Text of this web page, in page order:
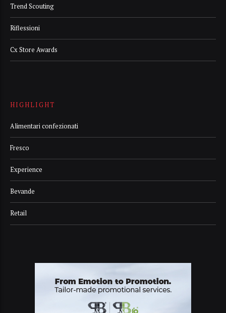
Trend Scouting
Riflessioni
Cx Store Awards
HIGHLIGHT
Alimentari confezionati
Fresco
Experience
Bevande
Retail